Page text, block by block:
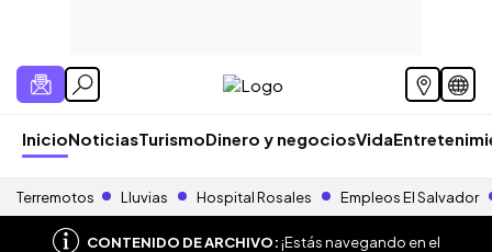
InicioNoticiasTurismoDinero y negociosVida
Terremotos Lluvias Hospital Rosales Empleos El Salvador
CONTENIDO DE ARCHIVO:¡Estás navegando en el